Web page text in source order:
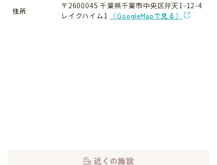
住所
〒2600045 千葉県千葉市中央区弁天1-12-4
レイクハイム1
（GoogleMapで見る）
近くの施設